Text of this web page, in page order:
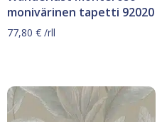
monivärinen tapetti 92020
77,80 € /rll